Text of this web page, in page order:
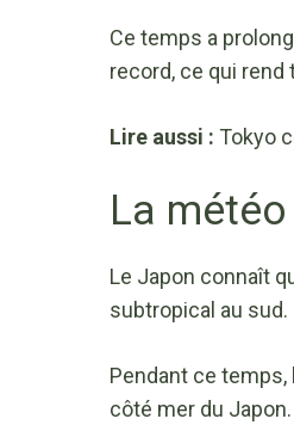
Ce temps a
record, ce qui rend
Lire aussi : Tokyo
La
Le Japon connaît
subtropical au sud.
Pendant ce
côté mer du Japon.